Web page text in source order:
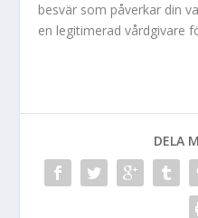
besvär som påverkar din
en legitimerad vårdgivare
DELA